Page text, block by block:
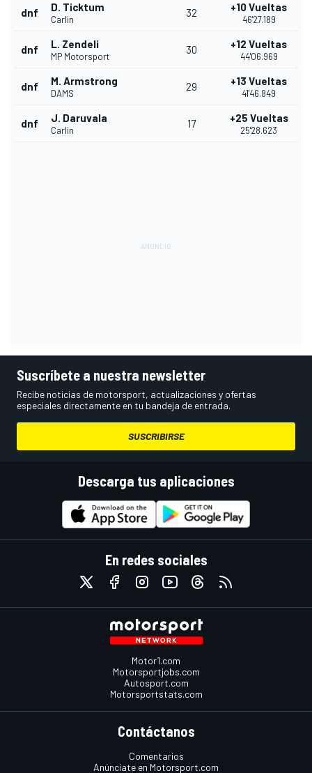
dnf D. Ticktum
Carlin
32 +10 Vueltas
46'27.189
dnf L. Zendeli
MP Motorsport
30 +12 Vueltas
44'06.969
dnf M. Armstrong
DAMS
29 +13 Vueltas
41'46.849
dnf J. Daruvala
Carlin
17 +25 Vueltas
25'28.623
Suscríbete a nuestra newsletter
Recibe noticias de motorsport, actualizaciones y ofertas
especiales directamente en tu bandeja de entrada.
SUSCRIBIRSE
Descarga tus aplicaciones
En redes sociales
Motor1.com
Motorsportjobs.com
Autosport.com
Motorsportstats.com
Contáctanos
Comentarios
Anúnciate en Motorsport.com